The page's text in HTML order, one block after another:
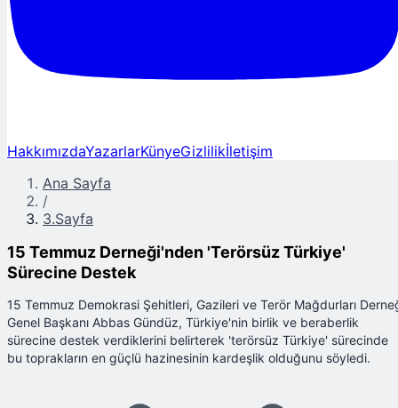
HakkımızdaYazarlarKünyeGizlilikİletişim
Ana Sayfa
/
3.Sayfa
15 Temmuz Derneği'nden 'Terörsüz Türkiye'
Sürecine Destek
15 Temmuz Demokrasi Şehitleri, Gazileri ve Terör Mağdurları
Genel Başkanı Abbas Gündüz, Türkiye'nin birlik ve beraberlik
sürecine destek verdiklerini belirterek 'terörsüz Türkiye' sürecinde
bu toprakların en güçlü hazinesinin kardeşlik olduğunu söyledi.